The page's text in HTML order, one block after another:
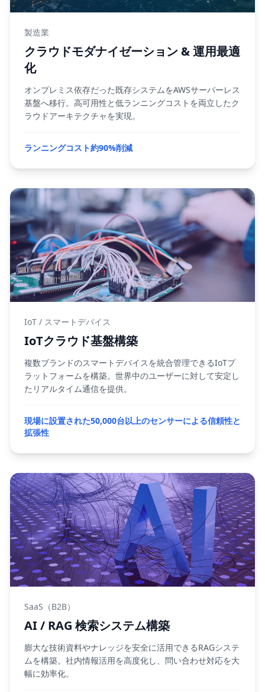
製造業
クラウドモダナイゼーション & 運用最適
化
オンプレミス依存だった既存システムをAWSサーバーレス
基盤へ移行。高可用性と低ランニングコストを両立したク
ラウドアーキテクチャを実現。
ランニングコスト約90%削減
IoT / スマートデバイス
IoTクラウド基盤構築
複数ブランドのスマートデバイスを統合管理できるIoTプ
ラットフォームを構築。世界中のユーザーに対して安定し
たリアルタイム通信を提供。
現場に設置された50,000台以上のセンサーによる信頼性と
拡張性
SaaS（B2B）
AI / RAG 検索システム構築
膨大な技術資料やナレッジを安全に活用できるRAGシステ
ムを構築。社内情報活用を高度化し、問い合わせ対応を大
幅に効率化。